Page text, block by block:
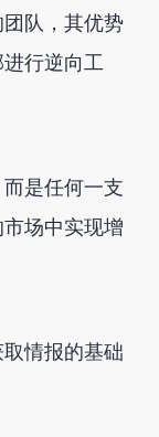
队，其优势
行逆向工
是任何一支
场中实现增
情报的基础